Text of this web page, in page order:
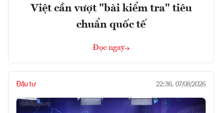
Việt cần vượt "bài kiểm tra" tiêu
chuẩn quốc tế
Đọc ngay
Đầu tư 22:36, 07/08/2026